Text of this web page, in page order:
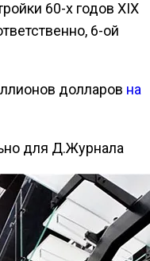
60-х годов XIX
6-ой
долларов на
для Д.Журнала